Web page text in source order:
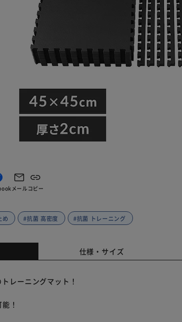
メールコピー
め #抗菌 高密度 #抗菌 トレーニング
仕様・サイズ
レーニングマット！
！